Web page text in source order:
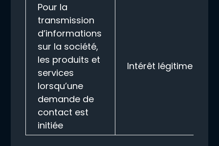
Pour la
transmission
d’informations
sur la société,
les produits et
services
lorsqu’une
demande de
contact est
initiée
Intérêt légitime